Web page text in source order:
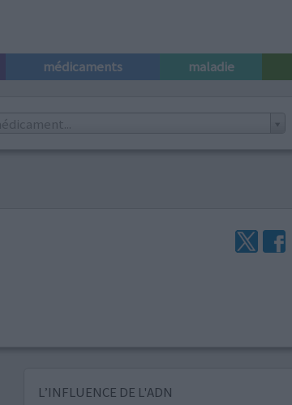
médicaments maladie
L’INFLUENCE DE L'ADN